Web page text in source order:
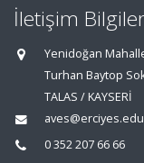
İletişim
Yenidoğan
Turhan Baytop
TALAS / KAYSERİ
0 352 207 66 66